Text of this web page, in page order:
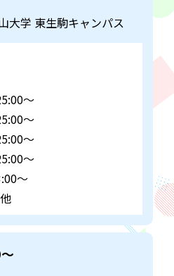
学 東生駒キャンパス
～
～
～
～
～